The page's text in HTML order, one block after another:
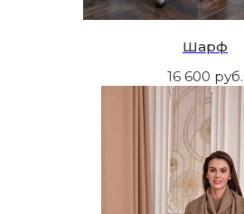
Шарф
16 600 руб.